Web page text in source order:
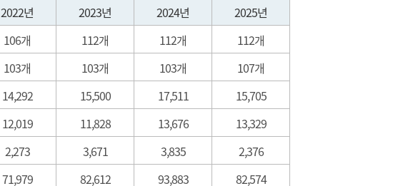
2022년 2023년 2024년 2025년
106개 112개 112개
112개
103개 103개 103개 107개
14,292 15,500 17,511
15,705
12,019 11,828 13,676
13,329
2,273 3,671 3,835 2,376
71,979 82,612 93,883
82,574